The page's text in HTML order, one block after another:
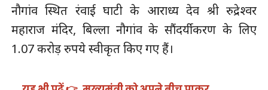
नौगांव स्थित रंवाई घाटी के आराध्य देव श्री रुद्रेश्वर
महाराज मंदिर, बिल्ला नौगांव के सौंदर्यीकरण के लिए
1.07 करोड़ रुपये स्वीकृत किए गए हैं।